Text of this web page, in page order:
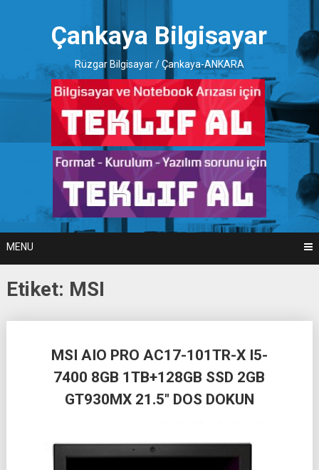
Çankaya Bilgisayar
Rüzgar Bilgisayar / Çankaya-ANKARA
MENU
Etiket: MSI
MSI AIO PRO AC17-101TR-X I5-
7400 8GB 1TB+128GB SSD 2GB
GT930MX 21.5″ DOS DOKUN
navigation